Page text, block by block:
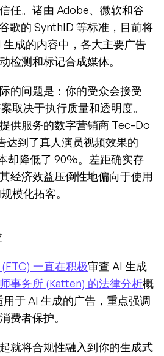
任。诸由 Adobe、微软和谷
歌的 SynthID 等标准，目前将
生成的内容中，各大主要广告
检测和标记合成媒体。
的问题是：你的受众会接受
取决于执行质量和透明度。
供服务的数字营销商 Tec-Do
达到了真人演员视频效果的
却降低了 90%。差距确实存
经济效益压倒性地偏向于使用
模化拓客。
一直在积极审查 AI 生成
事务所 (Katten) 的法律分析概
于 AI 生成的广告，重点强调
费者保护。
就将合规性融入到你的生成式